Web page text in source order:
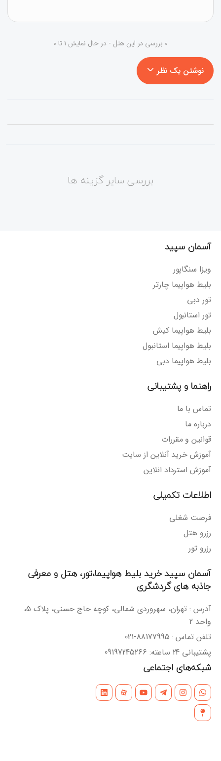
0 بررسی در این هتل - در حال نمایش 1 تا 0
نوشتن یک نظر
بررسی سایر گزینه ها
آسمان سپید
ویزا سنگاپور
بلیط هواپیما چارتر
تور دبی
تور استانبول
بلیط هواپیما کیش
بلیط هواپیما استانبول
بلیط هواپیما دبی
راهنما و پشتیبانی
تماس با ما
درباره ما
قوانین و مقررات
آموزش خرید آنلاین از سایت
آموزش استرداد انلاین
اطلاعات تکمیلی
فرصت شغلی
رزرو هتل
رزرو تور
آسمان سپید خرید بلیط هواپیما،تور، هتل و معرفی
جاذبه های گردشگری
آدرس : تهران، سهروردی شمالی، کوچه حاج حسنی، پلاک 5،
واحد 2
تلفن تماس : 88177995-021
پشتیبانی 24 ساعته: 09197245266
شبکه‌های اجتماعی